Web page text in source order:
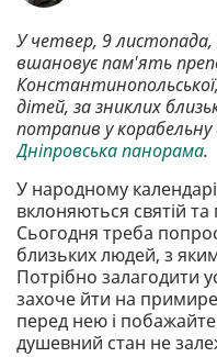
У четвер, 9 листопада,
вшановує пам'ять
дітей, за зниклих
потрапив у
Дніпровська панорама.
У народному
вклоняються святій
Сьогодня треба
близьких людей, з
Потрібно залагодити
захоче йти на
перед нею і побажайте
душевний стан не